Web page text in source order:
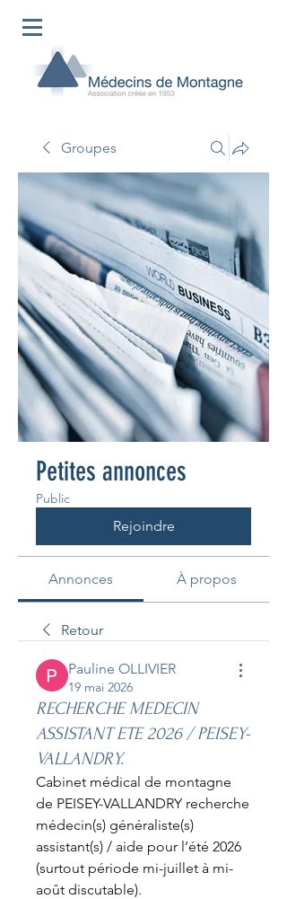
Groupes
Petites annonces
Public
Rejoindre
Annonces À propos
Retour
Pauline OLLIVIER
19 mai 2026
RECHERCHE MEDECIN
ASSISTANT ETE 2026 / PEISEY-
VALLANDRY.
Cabinet médical de montagne
de PEISEY-VALLANDRY recherche
médecin(s) généraliste(s)
assistant(s) / aide pour l’été 2026
(surtout période mi-juillet à mi-
août discutable).